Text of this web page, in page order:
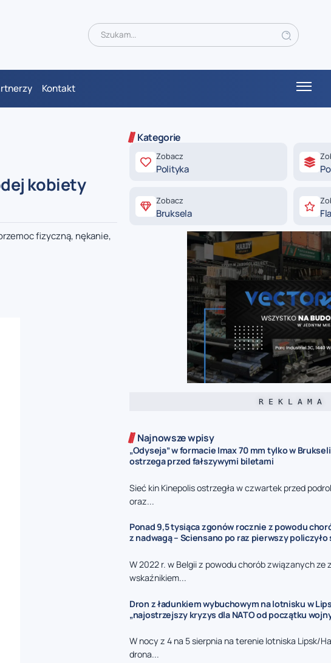
Kontakt
kobiety
fizyczną, nękanie,
Kategorie
Zobacz
Polityka
Zobacz
Bruksela
R E K L A M A
Najnowsze wpisy
„Odyseja” w formacie Imax 70 mm tylko w
ostrzega przed fałszywymi biletami
Sieć kin Kinepolis ostrzegła w czwartek przed
oraz...
Ponad 9,5 tysiąca zgonów rocznie z powodu
z nadwagą – Sciensano po raz pierwszy policzyło
W 2022 r. w Belgii z powodu chorób związanych ze
wskaźnikiem...
Dron z ładunkiem wybuchowym na lotnisku w
„najostrzejszy kryzys dla NATO od początku
W nocy z 4 na 5 sierpnia na terenie lotniska Lipsk/
drona...